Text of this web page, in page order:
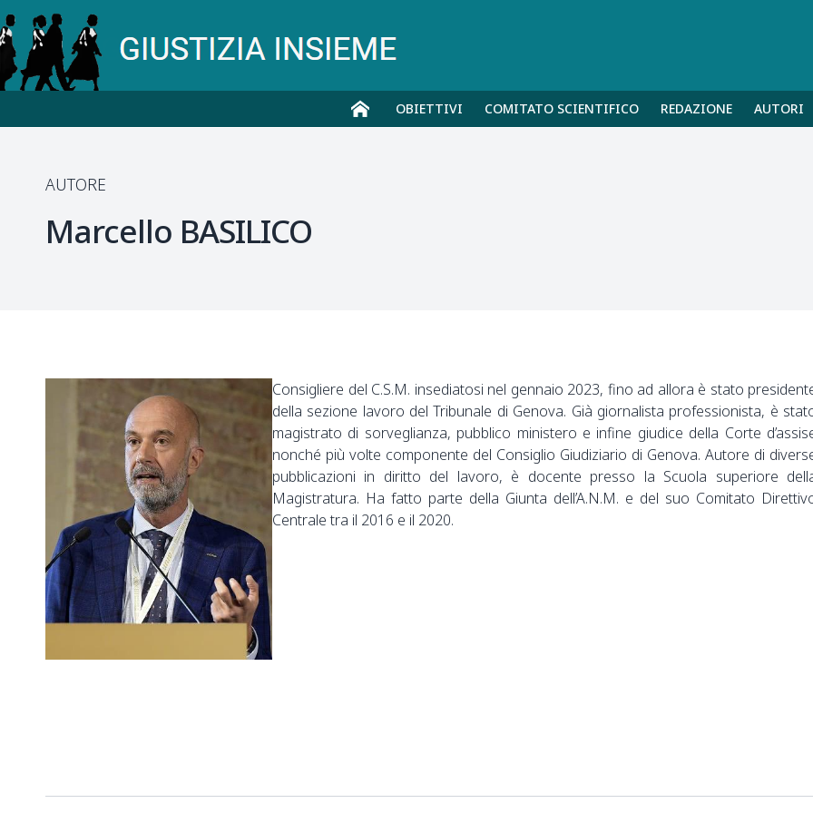
OBIETTIVI COMITATO SCIENTIFICO REDAZIONE AUTORI
AUTORE
Marcello BASILICO
Consigliere del C.S.M. insediatosi nel gennaio 2023, fino ad allora è stato
della sezione lavoro del Tribunale di Genova. Già giornalista professionista, è
magistrato di sorveglianza, pubblico ministero e infine giudice della Corte
nonché più volte componente del Consiglio Giudiziario di Genova. Autore di
pubblicazioni in diritto del lavoro, è docente presso la Scuola superiore
Magistratura. Ha fatto parte della Giunta dell’A.N.M. e del suo Comitato
Centrale tra il 2016 e il 2020.